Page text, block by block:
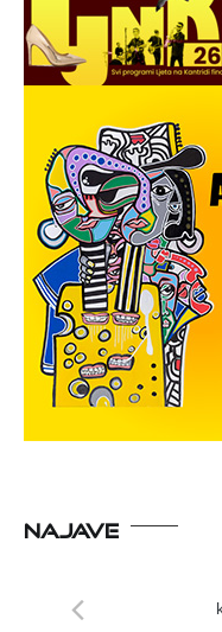
NAJAVE